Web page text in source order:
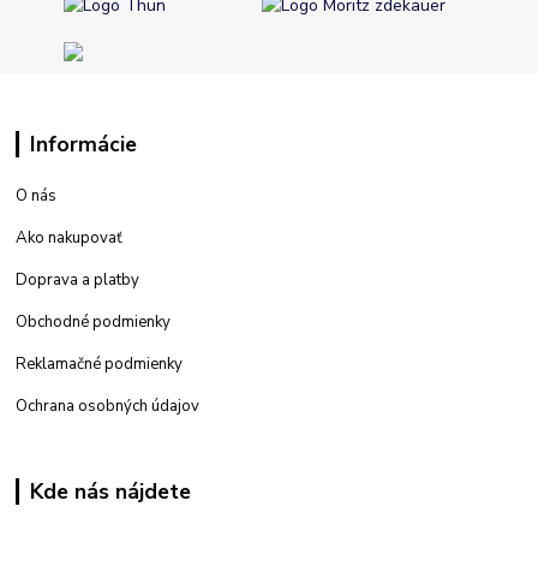
Informácie
O nás
Ako nakupovať
Doprava a platby
Obchodné podmienky
Reklamačné podmienky
Ochrana osobných údajov
Kde nás nájdete